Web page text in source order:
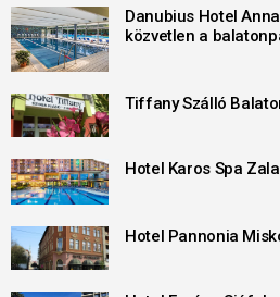
Danubius Hotel
közvetlen a
Tiffany Szálló
Hotel Karos Spa
Hotel Pannonia